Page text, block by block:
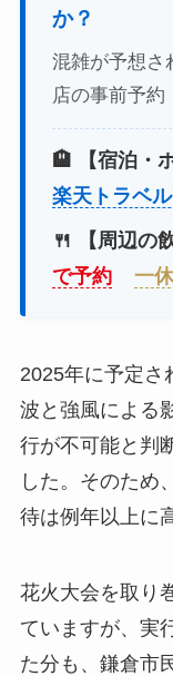
か？
混雑が予想さ
店の事前予約
🏨 【宿泊・
楽天トラベ
🍴 【周辺の
で予約
一
2025年に予定さ
波と強風による
行が不可能と判
した。そのため
待は例年以上に
花火大会を取り
ていますが、実
た分も、鎌倉市